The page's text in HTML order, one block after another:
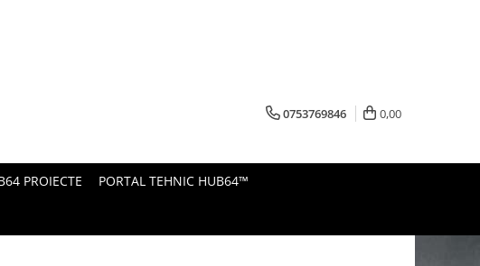
0753769846 0,00
PROIECTE PORTAL TEHNIC HUB64™